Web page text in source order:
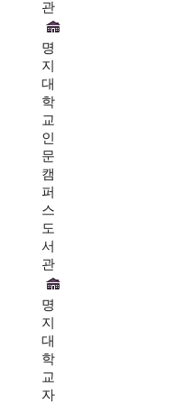
관
명
지
대
학
교
인
문
캠
퍼
스
도
서
관
명
지
대
학
교
자